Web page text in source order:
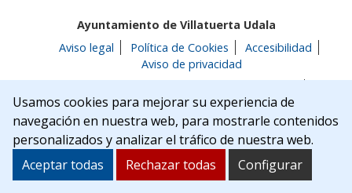
Ayuntamiento de Villatuerta Udala
Aviso legal
Política de Cookies
Accesibilidad
Aviso de privacidad
Tel. 948 541175
alcaldia@villatuerta.es
Usamos cookies para mejorar su experiencia de
navegación en nuestra web, para mostrarle contenidos
personalizados y analizar el tráfico de nuestra web.
Aceptar todas
Rechazar todas Configurar